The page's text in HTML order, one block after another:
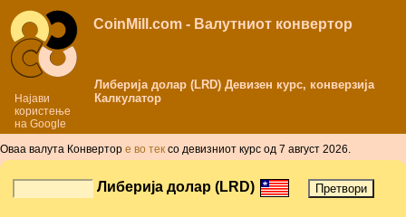
Најави
користење
на Google
CoinMill.com - Валутниот конвертор
Либерија долар (LRD) Девизен курс, конверзија
Калкулатор
Оваа валута Конвертор е во тек со девизниот курс од 7 август 2026.
Либерија долар (LRD)